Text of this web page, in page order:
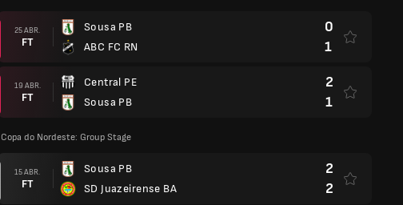
25 ABR.
FT
Sousa PB
ABC FC RN
0
1
19 ABR.
FT
Central PE
Sousa PB
2
1
Copa do Nordeste: Group Stage
15 ABR.
FT
Sousa PB
SD Juazeirense BA
2
2